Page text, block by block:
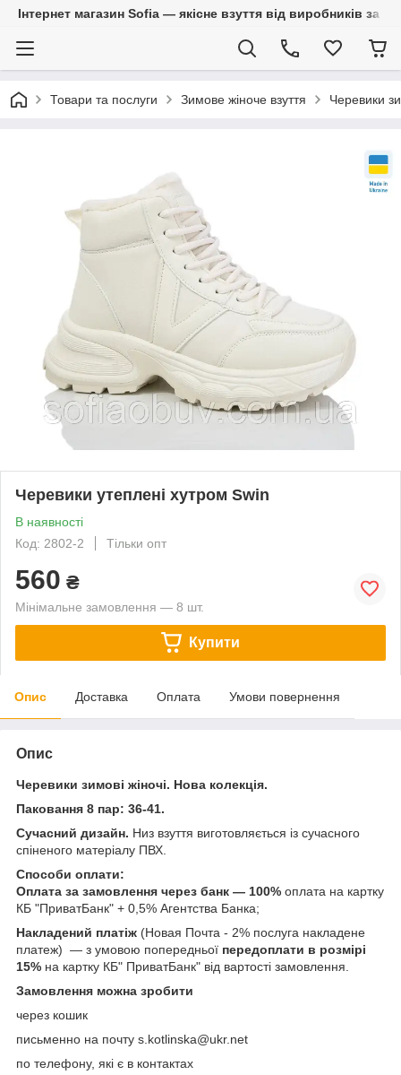
Інтернет магазин Sofia — якісне взуття від виробників за
Товари та послуги Зимове жіноче взуття Черевики
Черевики утеплені хутром Swin
В наявності
Код: 2802-2
Тільки опт
560 ₴
Мінімальне замовлення — 8 шт.
Купити
Опис Доставка Оплата Умови повернення
Опис
Черевики зимові жіночі. Нова колекція.
Паковання 8 пар: 36-41.
Сучасний дизайн. Низ взуття виготовляється із сучасного
спіненого матеріалу ПВХ.
Способи оплати:
Оплата за замовлення через банк — 100% оплата на картку
КБ "ПриватБанк" + 0,5% Агентства Банка;
Накладений платіж (Новая Почта - 2% послуга накладене
платеж) — з умовою попередньої передоплати в розмірі
15% на картку КБ" ПриватБанк" від вартості замовлення.
Замовлення можна зробити
через кошик
письменно на почту s.kotlinska@ukr.net
по телефону, які є в контактах